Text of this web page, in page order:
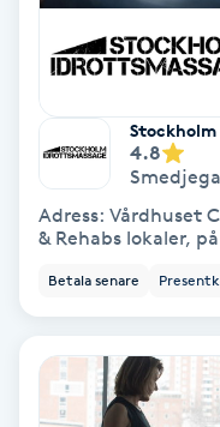
Brynfärgning
Brynplockning
Bröllopsuppsättning
Celluliter
Color correction
Stockholm
4.8
Adress: Vårdhuset
Betala senare